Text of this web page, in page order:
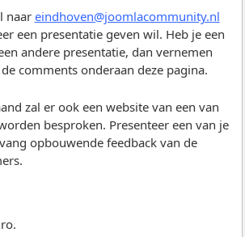
naar eindhoven@joomlacommunity.nl
een presentatie geven wil. Heb je een
andere presentatie, dan vernemen
comments onderaan deze pagina.
zal er ook een website van een van
besproken. Presenteer een van je
opbouwende feedback van de